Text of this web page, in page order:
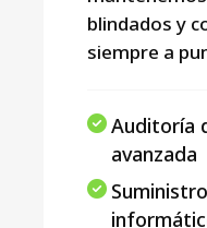
blindados y
siempre a
Auditoría
avanzada